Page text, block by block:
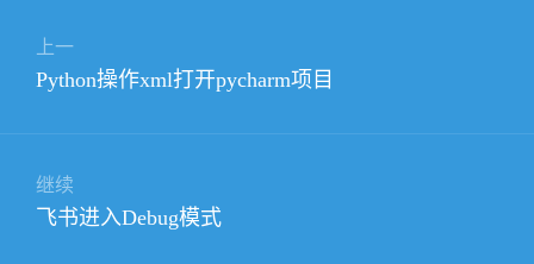
上一
上
章：
Python操作xml打开pycharm项目
继续
下飞书进入Debug模式